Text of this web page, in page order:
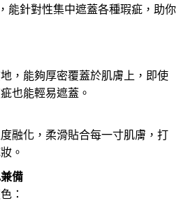
能針對性集中遮蓋各種瑕疵，助你
，能夠厚密覆蓋於肌膚上，即使
也能輕易遮蓋。
融化，柔滑貼合每一寸肌膚，打
。
備
：